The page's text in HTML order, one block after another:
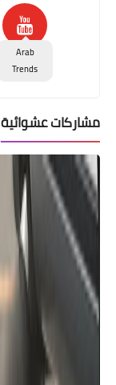
Arab
Trends
مشاركات عشوائية